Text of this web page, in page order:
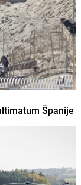
Španije